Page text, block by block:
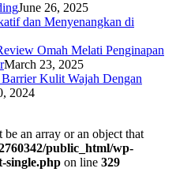
June 26, 2025
dan Menyenangkan di
Omah Melati Penginapan
March 23, 2025
Kulit Wajah Dengan
2024
be an array or an object that
public_html/wp-
single.php on line 329